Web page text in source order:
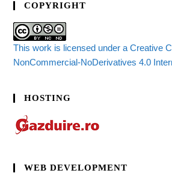
COPYRIGHT
This work is licensed under a Creative
NonCommercial-NoDerivatives 4.0
HOSTING
WEB DEVELOPMENT